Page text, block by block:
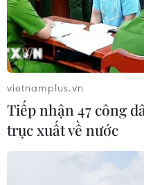
đề nghị sa thải
23/12/2018 08:11
Mặc dù luôn phản đối
song Tổng thống Mỹ
nghị cách chức Chủ tịch
vietnamplus.vn
Tiếp nhận 47 công
trục xuất về nước